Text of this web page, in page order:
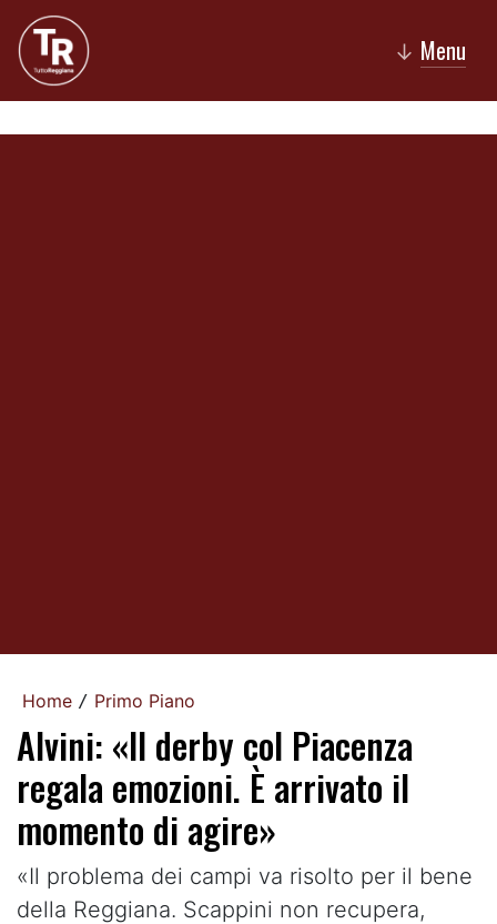
↓ Menu
Home / Primo Piano
Alvini: «Il derby col Piacenza
regala emozioni. È arrivato il
momento di agire»
«Il problema dei campi va risolto per il bene
della Reggiana. Scappini non recupera,